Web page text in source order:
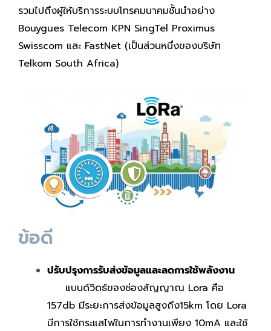
รวมไปถึงผู้ให้บริการระบบโทรคมนาคมชั้นนำอย่าง
Bouygues Telecom KPN SingTel Proximus
Swisscom และ FastNet (เป็นส่วนหนึ่งของบริษัท
Telkom South Africa)
ข้อดี
ปรับปรุงการรับส่งข้อมูลและลดการใช้พลังงาน
แบนด์วิดธ์ของช่องสัญญาณ Lora คือ
157db มีระยะการส่งข้อมูลสูงถึง15km โดย Lora
มีการใช้กระแสไฟในการทำงานเพียง 10mA และใช้